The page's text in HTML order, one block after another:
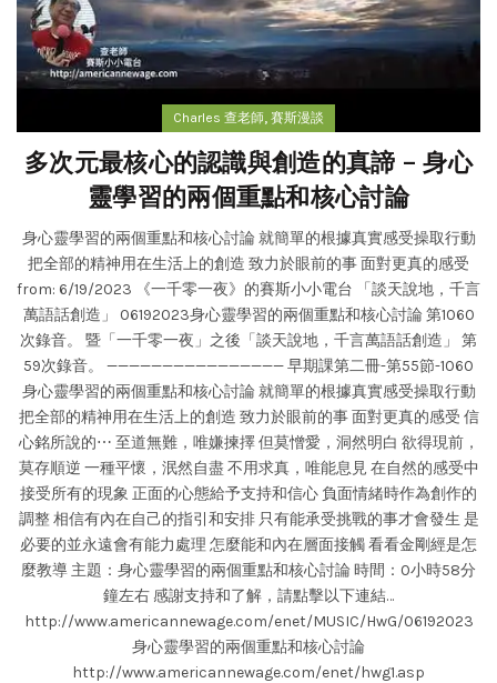
Charles 查老師, 賽斯漫談
多次元最核心的認識與創造的真諦 – 身心
靈學習的兩個重點和核心討論
身心靈學習的兩個重點和核心討論 就簡單的根據真實感受操取行動
把全部的精神用在生活上的創造 致力於眼前的事 面對更真的感受
from: 6/19/2023 《一千零一夜》的賽斯小小電台 「談天說地，千言
萬語話創造」 06192023身心靈學習的兩個重點和核心討論 第1060
次錄音。 暨「一千零一夜」之後「談天說地，千言萬語話創造」 第
59次錄音。 ———————————————— 早期課第二冊-第55節-1060
身心靈學習的兩個重點和核心討論 就簡單的根據真實感受操取行動
把全部的精神用在生活上的創造 致力於眼前的事 面對更真的感受 信
心銘所說的⋯ 至道無難，唯嫌揀擇 但莫憎愛，洞然明白 欲得現前，
莫存順逆 一種平懷，泯然自盡 不用求真，唯能息見 在自然的感受中
接受所有的現象 正面的心態給予支持和信心 負面情緒時作為創作的
調整 相信有內在自己的指引和安排 只有能承受挑戰的事才會發生 是
必要的並永遠會有能力處理 怎麼能和內在層面接觸 看看金剛經是怎
麼教導 主題：身心靈學習的兩個重點和核心討論 時間：0小時58分
鐘左右 感謝支持和了解，請點擊以下連結…
http://www.americannewage.com/enet/MUSIC/HwG/06192023
身心靈學習的兩個重點和核心討論
http://www.americannewage.com/enet/hwg1.asp